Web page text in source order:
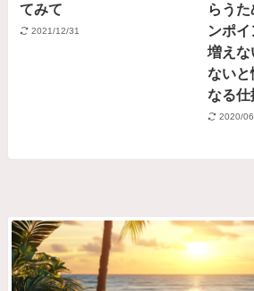
てみて
2021/12/31
らう
ンポ
増えな
ないと
なる仕
2020/